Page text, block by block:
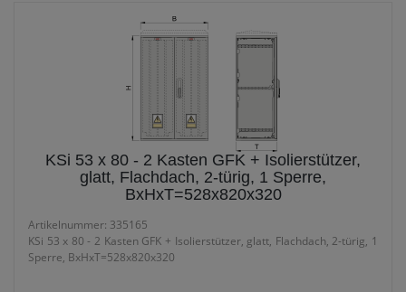
KSi 53 x 80 - 2 Kasten GFK + Isolierstützer,
glatt, Flachdach, 2-türig, 1 Sperre,
BxHxT=528x820x320
Artikelnummer: 335165
KSi 53 x 80 - 2 Kasten GFK + Isolierstützer, glatt, Flachdach, 2-türig, 1
Sperre, BxHxT=528x820x320